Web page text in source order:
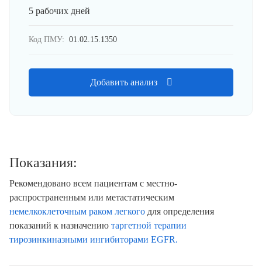
5 рабочих дней
Код ПМУ: 01.02.15.1350
Добавить анализ
Показания:
Рекомендовано всем пациентам с местно-
распространенным или метастатическим
немелкоклеточным раком легкого для определения
показаний к назначению таргетной терапии
тирозинкиназными ингибиторами EGFR.